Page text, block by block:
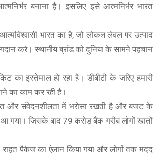
बनाना है। इसलिए इसे आत्मनिर्भर भारत
भारत का है, जो लोकल लेवल पर उत्पाद
करे। स्थानीय ब्रांड को दुनिया के सामने पहचान
का इस्तेमाल हो रहा है। डीबीटी के जरिए हमारी
का काम कर रही है।
और संवेदनशीलता में भरोसा रखती है और बजट के
आ गया। जिसके बाद 79 करोड़ बैंक गरीब लोगों खातों
पैकेज का ऐलान किया गया और लोगों तक मदद